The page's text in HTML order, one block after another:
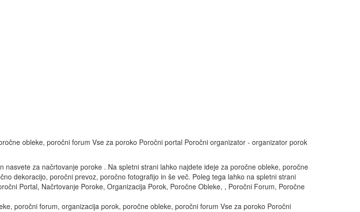
obleke, poročni forum Vse za poroko Poročni portal Poročni organizator - organizator porok
za načrtovanje poroke . Na spletni strani lahko najdete ideje za poročne obleke, poročne
dekoracijo, poročni prevoz, poročno fotografijo in še več. Poleg tega lahko na spletni strani
Portal, Načrtovanje Poroke, Organizacija Porok, Poročne Obleke, , Poročni Forum, Poročne
poročni forum, organizacija porok, poročne obleke, poročni forum Vse za poroko Poročni